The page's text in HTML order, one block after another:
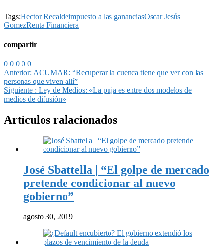
Tags:Hector Recaldeimpuesto a las gananciasOscar Jesús
GomezRenta Financiera
compartir
0 0 0 0 0
Anterior: ACUMAR: “Recuperar la cuenca tiene que ver con las
personas que viven allí”
Siguiente : Ley de Medios: «La puja es entre dos modelos de
medios de difusión»
Artículos ralacionados
José Sbattella | “El golpe de mercado
pretende condicionar al nuevo
gobierno”
agosto 30, 2019